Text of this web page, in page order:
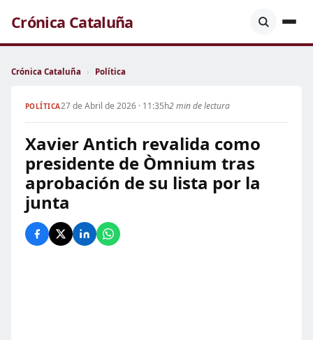
Crónica Cataluña
Crónica Cataluña › Política
POLÍTICA27 de Abril de 2026 · 11:35h2 min de lectura
Xavier Antich revalida como
presidente de Òmnium tras
aprobación de su lista por la
junta